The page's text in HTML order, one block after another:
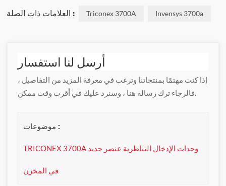
العلامات ذات الصلة : Triconex 3700A Invensys 3700a
أرسل لنا استفسار
إذا كنت مهتمًا بمنتجاتنا وترغب في معرفة المزيد من التفاصيل ،
فالرجاء ترك رسالة هنا ، وسنرد عليك في أقرب وقت ممكن.
موضوعات :
TRICONEX 3700A وحدات الإدخال التناظرية عنصر جديد
في المخزن